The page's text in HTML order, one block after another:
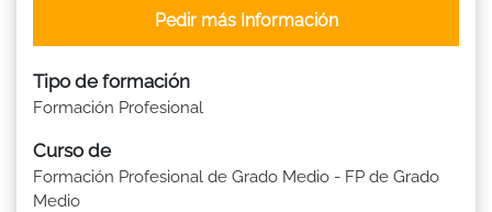
Tipo de formación
Formación Profesional
Curso de
Formación Profesional de Grado Medio - FP de Grado
Medio
Pedir más Información